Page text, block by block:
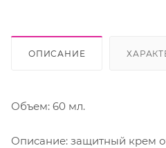
ОПИСАНИЕ
Объем: 60 мл.
Описание: защитный крем